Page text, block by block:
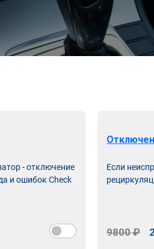
- отключение
и ошибок Check
Если
9800 ₽